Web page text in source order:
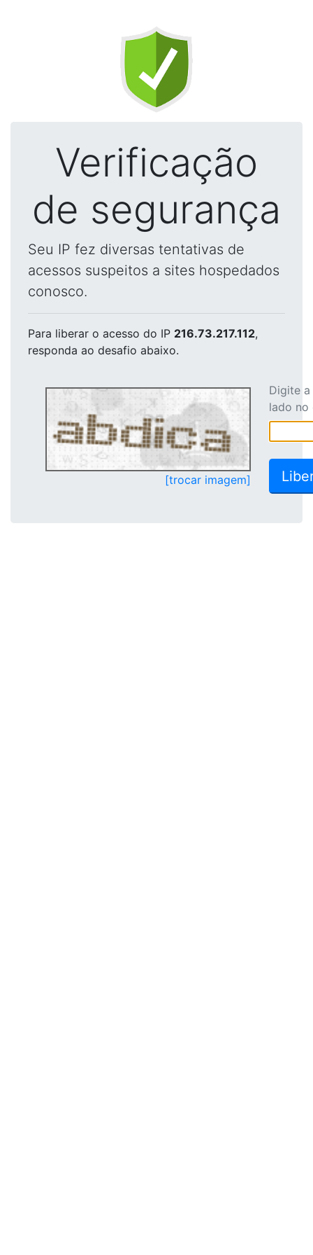
Verificação
de segurança
Seu IP fez diversas tentativas de
acessos suspeitos a sites hospedados
conosco.
Para liberar o acesso do IP 216.73.217.112,
responda ao desafio abaixo.
[trocar imagem]
Digite
lado no